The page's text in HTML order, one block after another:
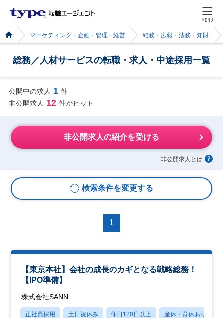
MENU
マーケティング・企画・管理・経営 総務・広報・法務・知財
総務／人材サービスの転職・求人・中途採用一覧
公開中の求人 1 件
非公開求人 12 件がヒット
非公開求人の紹介を受ける
非公開求人とは
検索条件を変更する
1
【東京本社】会社の成長のカギとなる戦略総務！
【IPO準備】
株式会社SANN
正社員採用 土日祝休み 休日120日以上 産休・育休あり